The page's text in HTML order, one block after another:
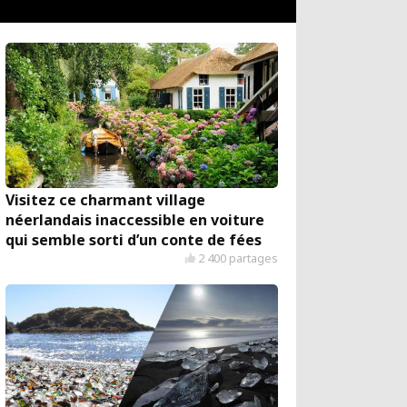
Visitez ce charmant village
néerlandais inaccessible en voiture
qui semble sorti d’un conte de fées
2 400 partages